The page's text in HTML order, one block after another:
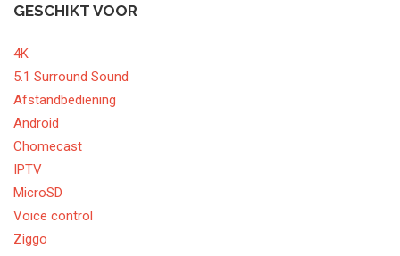
GESCHIKT VOOR
4K
5.1 Surround Sound
Afstandbediening
Android
Chomecast
IPTV
MicroSD
Voice control
Ziggo